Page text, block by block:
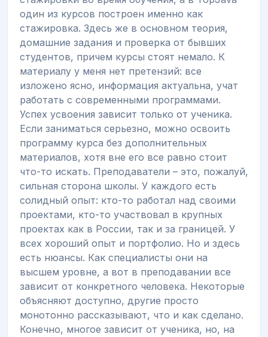
один из курсов построен именно как
стажировка. Здесь же в основном теория,
домашние задания и проверка от бывших
студентов, причем курсы стоят немало. К
материалу у меня нет претензий: все
изложено ясно, информация актуальна, учат
работать с современными программами.
Успех усвоения зависит только от ученика.
Если заниматься серьезно, можно освоить
программу курса без дополнительных
материалов, хотя вне его все равно стоит
что-то искать. Преподаватели – это, пожалуй,
сильная сторона школы. У каждого есть
солидный опыт: кто-то работал над своими
проектами, кто-то участвовал в крупных
проектах как в России, так и за границей. У
всех хороший опыт и портфолио. Но и здесь
есть нюансы. Как специалисты они на
высшем уровне, а вот в преподавании все
зависит от конкретного человека. Некоторые
объясняют доступно, другие просто
монотонно рассказывают, что и как сделано.
Конечно, многое зависит от ученика, но, на